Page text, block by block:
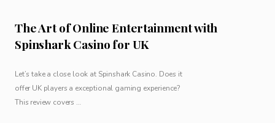
The Art of Online Entertainment with
Spinshark Casino for UK
Let’s take a close look at Spinshark Casino. Does it
offer UK players a exceptional gaming experience?
This review covers …